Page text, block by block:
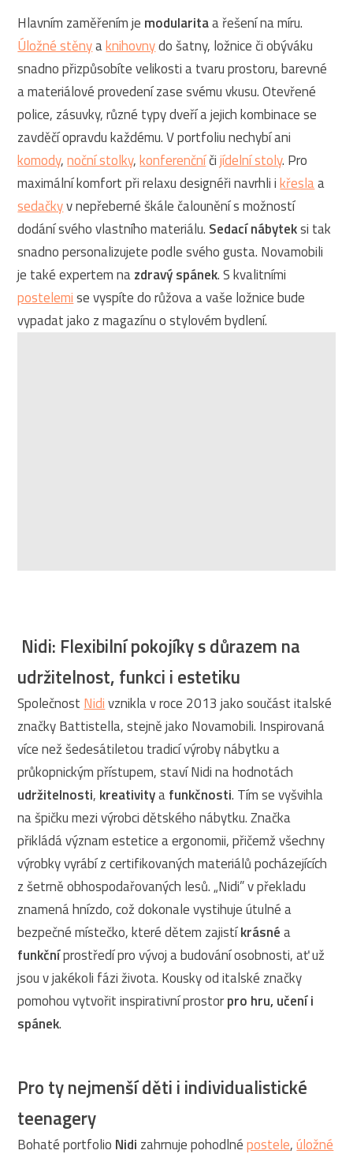
Hlavním zaměřením je modularitaa řešení na míru.
Úložné stěnyaknihovnydo šatny, ložnice či obýváku
snadno přizpůsobíte velikosti a tvaru prostoru, barevné
a materiálové provedení zase svému vkusu. Otevřené
police, zásuvky, různé typy dveří a jejich kombinace se
zavděčí opravdu každému. V portfoliu nechybí ani
komody,noční stolky,konferenčníčijídelní stoly. Pro
maximální komfort při relaxu designéři navrhli ikřeslaa
sedačkyv nepřeberné škále čalounění s možností
dodání svého vlastního materiálu. Sedací nábyteksi tak
snadno personalizujete podle svého gusta. Novamobili
je také expertem nazdravý spánek. S kvalitními
postelemise vyspíte do růžova a vaše ložnice bude
vypadat jako z magazínu o stylovém bydlení.
Nidi: Flexibilní pokojíky s důrazem na
udržitelnost, funkci i estetiku
SpolečnostNidivznikla v roce 2013 jako součást italské
značky Battistella, stejně jako Novamobili. Inspirovaná
více než šedesátiletou tradicí výroby nábytku a
průkopnickým přístupem, staví Nidi na hodnotách
udržitelnosti, kreativityafunkčnosti. Tím se vyšvihla
na špičku mezi výrobci dětského nábytku. Značka
přikládá význam estetice a ergonomii, přičemž všechny
výrobky vyrábí z certifikovaných materiálů pocházejících
z šetrně obhospodařovaných lesů. „Nidi” v překladu
znamená hnízdo, což dokonale vystihuje útulné a
bezpečné místečko, které dětem zajistíkrásnéa
funkčníprostředí pro vývoj a budování osobnosti, ať už
jsou v jakékoli fázi života. Kousky od italské značky
pomohou vytvořit inspirativní prostorpro hru, učení i
spánek.
Pro ty nejmenší děti i individualistické
teenagery
Bohaté portfolio Nidi zahrnuje pohodlnépostele,úložné